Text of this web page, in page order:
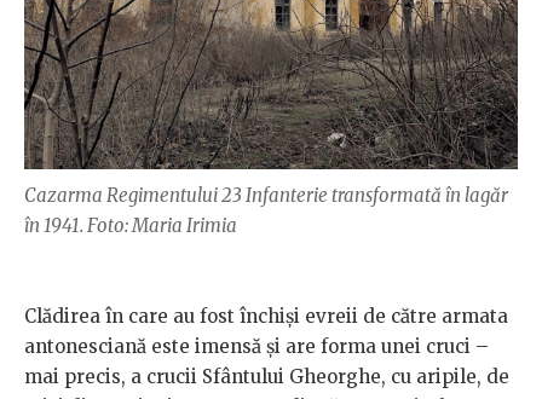
Cazarma Regimentului 23 Infanterie transformată în lagăr
în 1941. Foto: Maria Irimia
Clădirea în care au fost închiși evreii de către armata
antonesciană este imensă și are forma unei cruci –
mai precis, a crucii Sfântului Gheorghe, cu aripile, de